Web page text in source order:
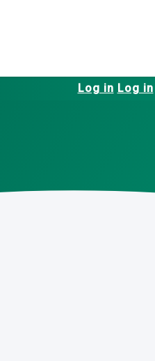
Log in Log in